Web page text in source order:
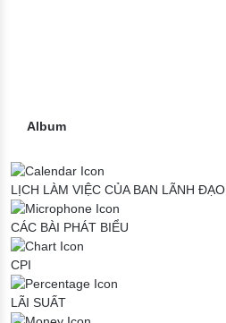
Album
LỊCH LÀM VIỆC CỦA BAN LÃNH ĐẠO
CÁC BÀI PHÁT BIỂU
CPI
LÃI SUẤT